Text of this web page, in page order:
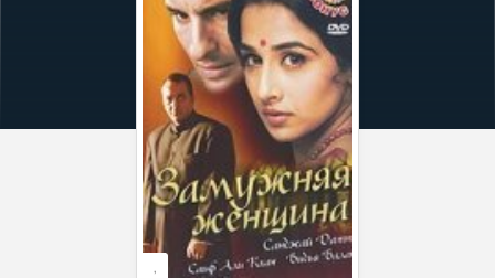
,